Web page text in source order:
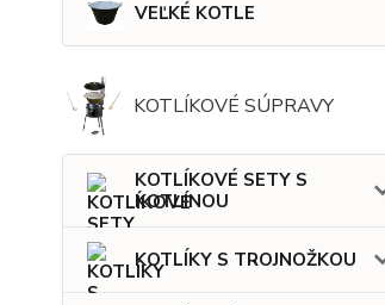
VEĽKÉ KOTLE
KOTLÍKOVÉ SÚPRAVY
KOTLÍKOVÉ SETY S
KOTLINOU
KOTLÍKY S TROJNOŽKOU